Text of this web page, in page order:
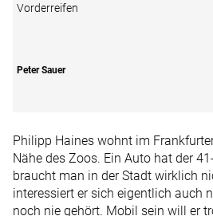
Vorderreifen
Peter Sauer
Philipp Haines wohnt im
Nähe des Zoos. Ein Auto hat der
braucht man in der Stadt wirklich
interessiert er sich eigentlich auch
noch nie gehört. Mobil sein will er